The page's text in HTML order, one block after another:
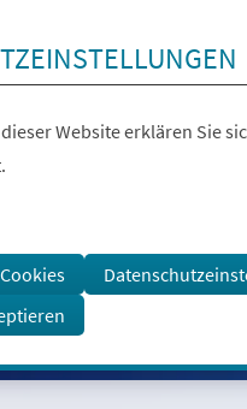
Website erklären Sie